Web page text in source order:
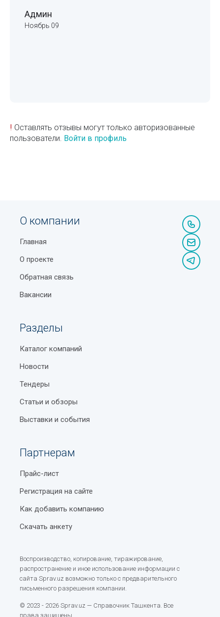
Админ
Ноябрь 09
! Оставлять отзывы могут только авторизованные
пользователи. Войти в профиль
О компании
Главная
О проекте
Обратная связь
Вакансии
Разделы
Каталог компаний
Новости
Тендеры
Статьи и обзоры
Выставки и события
Партнерам
Прайс-лист
Регистрация на сайте
Как добавить компанию
Скачать анкету
Воспроизводство, копирование, тиражирование,
распространение и иное использование информации с
сайта Sprav.uz возможно только с предварительного
письменного разрешения компании.
© 2023 - 2026 Sprav.uz — Справочник Ташкента. Все
права защищены.